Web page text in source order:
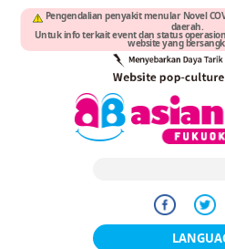
Pengendalian penyakit menular Novel
daerah.
Untuk info terkait event dan status
website yang